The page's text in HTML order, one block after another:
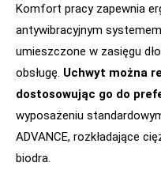
Komfort pracy zapewnia
antywibracyjnym
umieszczone w zasięgu
obsługę. Uchwyt można
dostosowując go do
wyposażeniu
ADVANCE, rozkładające
biodra.